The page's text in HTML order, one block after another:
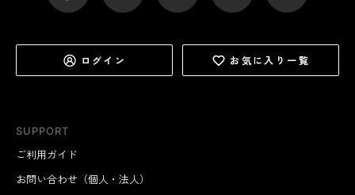
SUPPORT
ご利用ガイド
お問い合わせ（個人・法人）
ログイン お気に入り一覧